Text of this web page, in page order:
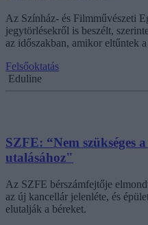
Az Színház- és Filmművészeti
jegytörlésekről is beszélt,
az időszakban, amikor eltűntek
Felsőoktatás
Eduline
SZFE: “Nem szükséges
utalásához"
Az SZFE bérszámfejtője
az új kancellár jelenléte, és
elutalják a béreket.